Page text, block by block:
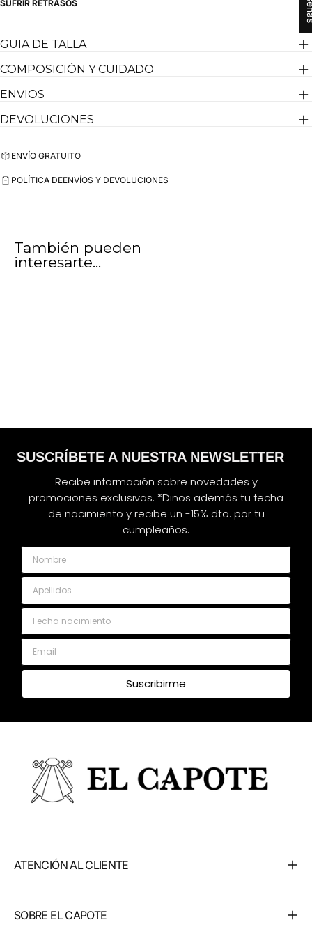
SUFRIR RETRASOS
GUIA DE TALLA
COMPOSICIÓN Y CUIDADO
ENVIOS
DEVOLUCIONES
ENVÍO GRATUITO
POLÍTICA DEENVÍOS Y DEVOLUCIONES
También pueden
interesarte...
SUSCRÍBETE A NUESTRA NEWSLETTER
Recibe información sobre novedades y
promociones exclusivas. *Dinos además tu fecha
de nacimiento y recibe un -15% dto. por tu
cumpleaños.
Nombre
Apellidos
Fecha nacimiento
Email
Suscribirme
ATENCIÓN AL CLIENTE
SOBRE EL CAPOTE